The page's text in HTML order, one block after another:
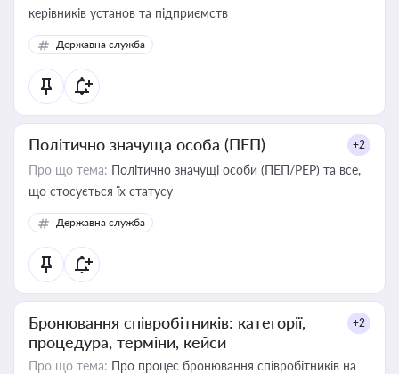
керівників установ та підприємств
Державна служба
Політично значуща особа (ПЕП) +2
Про що тема: Політично значущі особи (ПЕП/PEP) та все,
що стосується їх статусу
Державна служба
Бронювання співробітників: категорії,
процедура, терміни, кейси
+2
Про що тема: Про процес бронювання співробітників на